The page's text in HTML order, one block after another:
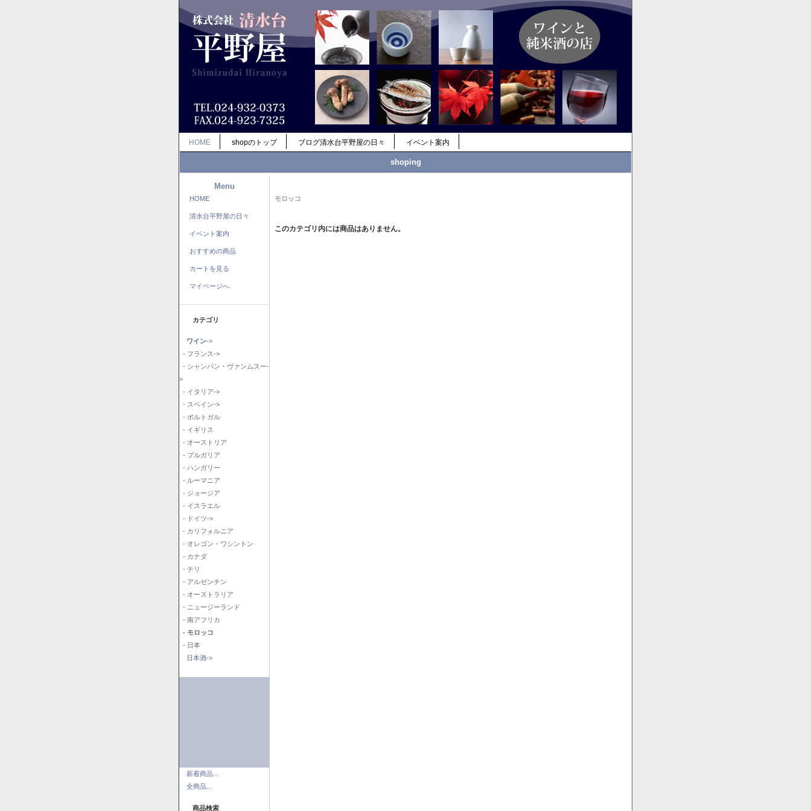
HOME shopのトップ ブログ清水台平野屋の日々 イベント案内
shoping
Menu
HOME
清水台平野屋の日々
イベント案内
おすすめの商品
カートを見る
マイページへ
カテゴリ
ワイン->
- フランス->
- シャンパン・ヴァンムスー-
>
- イタリア->
- スペイン->
- ポルトガル
- イギリス
- オーストリア
- ブルガリア
- ハンガリー
- ルーマニア
- ジョージア
- イスラエル
- ドイツ->
- カリフォルニア
- オレゴン・ワシントン
- カナダ
- チリ
- アルゼンチン
- オーストラリア
- ニュージーランド
- 南アフリカ
- モロッコ
- 日本
日本酒->
新着商品...
全商品...
商品検索
モロッコ
このカテゴリ内には商品はありません。